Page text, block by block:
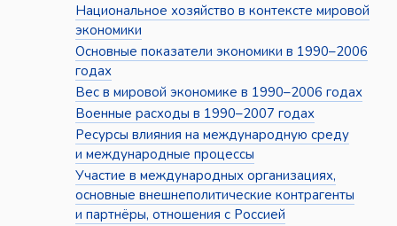
Национальное хозяйство в контексте мировой
экономики
Основные показатели экономики в 1990–2006
годах
Вес в мировой экономике в 1990–2006 годах
Военные расходы в 1990–2007 годах
Ресурсы влияния на международную среду
и международные процессы
Участие в международных организациях,
основные внешнеполитические контрагенты
и партнёры, отношения с Россией